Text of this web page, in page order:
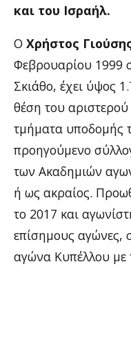
και του Ισραήλ.
Ο Χρήστος
Φεβρουαρίου 1999
Σκιάθο, έχει ύψος
θέση του
τμήματα υποδομής
προηγούμενο
των Ακαδημιών
ή ως ακραίος.
το 2017 και
επίσημους αγώνες,
αγώνα Κυπέλλου με